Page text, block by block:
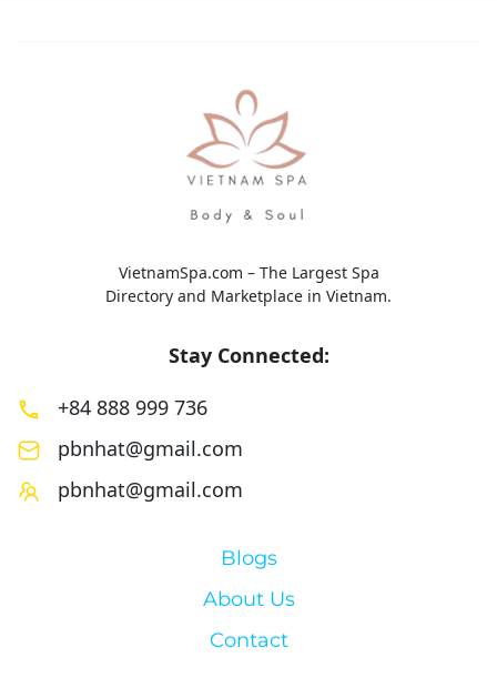
VietnamSpa.com – The Largest Spa
Directory and Marketplace in Vietnam.
Stay Connected:
+84 888 999 736
pbnhat@gmail.com
pbnhat@gmail.com
Blogs
About Us
Contact